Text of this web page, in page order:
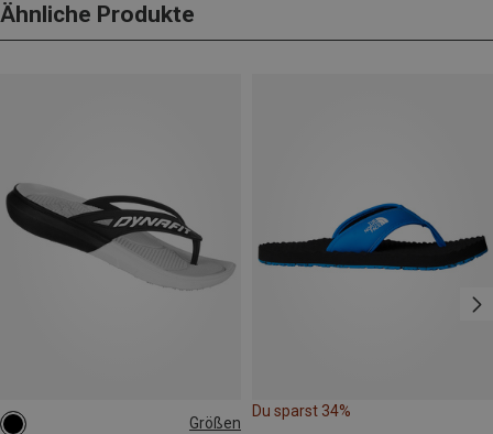
Ähnliche Produkte
Größen
Du sparst 34%